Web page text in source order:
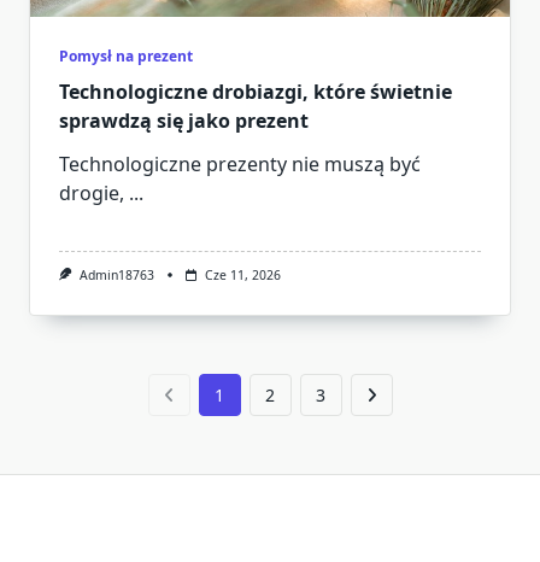
Pomysł na prezent
Technologiczne drobiazgi, które świetnie
sprawdzą się jako prezent
Technologiczne prezenty nie muszą być
drogie, ...
Admin18763 Cze 11, 2026
1 2 3